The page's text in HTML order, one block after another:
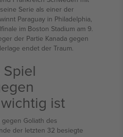
Serie als einer der
Paraguay in Philadelphia,
im Boston Stadium am 9.
der Partie Kanada gegen
endet der Traum.
ist
Goliath des
der letzten 32 besiegte